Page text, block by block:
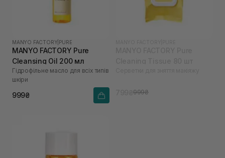
MANYO FACTORY PURE
MANYO FACTORY Pure
Cleansing Oil 200 мл
Гідрофільне масло для всіх типів
шкіри
999₴ 999₴